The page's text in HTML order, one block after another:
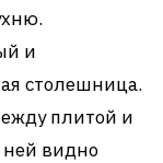
и
столешница.
плитой и
ней видно